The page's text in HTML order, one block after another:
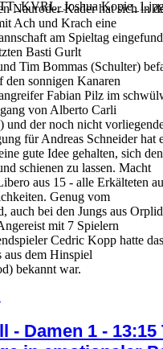
Nauroder Kader hat sich in
Ach und Krach eine
am Spieltag
Basti Gurlt
Tim Bommas (Schulter)
sonnigen Kanaren
Fabian Pilz im
von Alberto Carli
und der noch nicht
für Andreas Schneider hat
gute Idee gehalten, sich
schienen zu lassen. Macht
aus 15 - alle Erkälteten
Genug vom
auch bei den Jungs aus
mit 7 Spielern
Cedric Kopp hatte
aus dem Hinspiel
bekannt war.
- Damen 1 - 13:15